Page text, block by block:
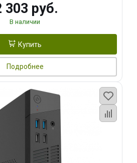
303 руб.
В наличии
Купить
Подробнее